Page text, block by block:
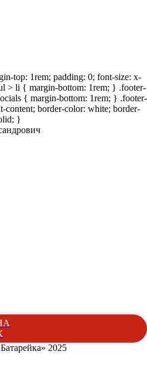
top: 1rem; padding: 0; font-size: x-
> li { margin-bottom: 1rem; } .footer-
{ margin-bottom: 1rem; } .footer-
border-color: white; border-
}
2025